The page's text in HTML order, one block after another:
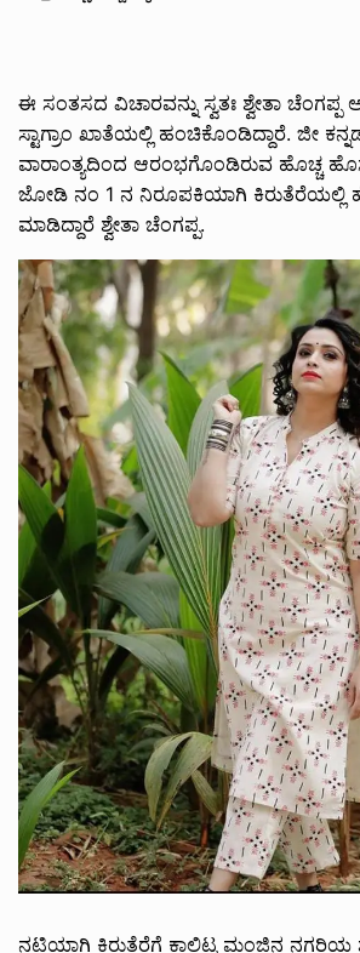
ಈ ಸಂತಸದ ವಿಚಾರವನ್ನು ಸ್ವತಃ ಶ್ವೇತಾ
ಸ್ಟಾಗ್ರಾಂ ಖಾತೆಯಲ್ಲಿ ಹಂಚಿಕೊಂಡಿದ್ದಾರೆ. ಜೀ
ವಾರಾಂತ್ಯದಿಂದ ಆರಂಭಗೊಂಡಿರುವ ಹೊಚ್ಚ
ಜೋಡಿ ನಂ 1 ನ ನಿರೂಪಕಿಯಾಗಿ ಕಿರುತೆರೆಯಲ್ಲಿ
ಮಾಡಿದ್ದಾರೆ ಶ್ವೇತಾ ಚೆಂಗಪ್ಪ.
‌ನಟಿಯಾಗಿ ಕಿರುತೆರೆಗೆ ಕಾಲಿಟ್ಟ ಮಂಜಿನ ನಗರಿಯ